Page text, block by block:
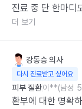
진료 중 단 한마디
비대면 진료의 장
더 보기
강동승의사
다시 진료받고 싶어요
피부 질환이**(남성
환부에 대한 명확